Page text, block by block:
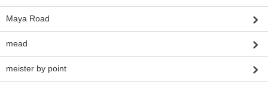
Maya Road
mead
meister by point